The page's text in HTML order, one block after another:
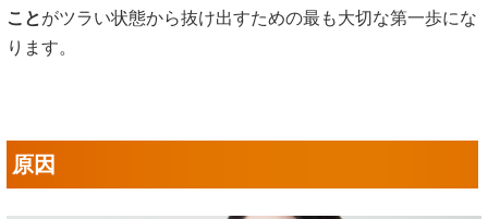
ことがツラい状態から抜け出すための最も大切な第一歩にな
ります。
原因